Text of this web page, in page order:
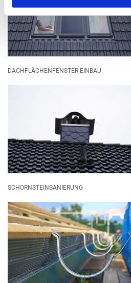
DACHFLÄCHENFENSTER-EINBAU
SCHORNSTEINSANIERUNG